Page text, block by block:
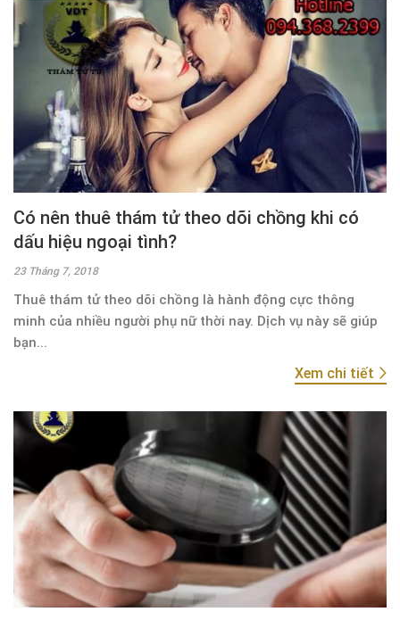
Có nên thuê thám tử theo dõi chồng khi có
dấu hiệu ngoại tình?
23 Tháng 7, 2018
Thuê thám tử theo dõi chồng là hành động cực thông
minh của nhiều người phụ nữ thời nay. Dịch vụ này sẽ giúp
bạn...
Xem chi tiết